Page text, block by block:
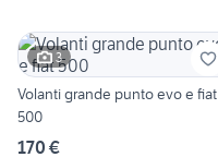
3
Volanti grande punto evo e fiat
500
170 €